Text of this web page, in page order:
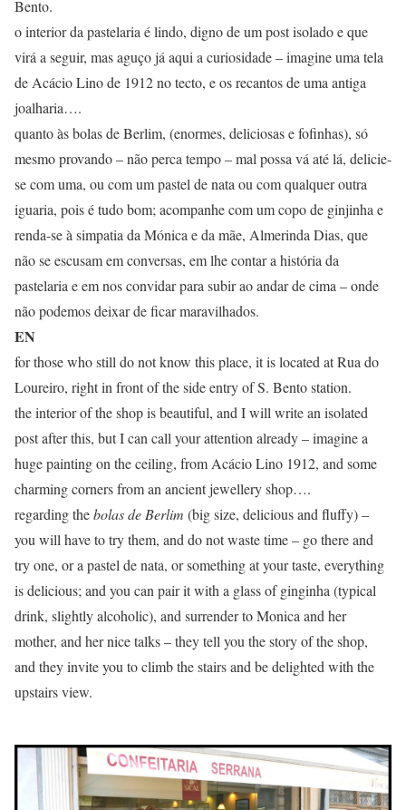
Bento.
o interior da pastelaria é lindo, digno de um post isolado e que
virá a seguir, mas aguço já aqui a curiosidade – imagine uma tela
de Acácio Lino de 1912 no tecto, e os recantos de uma antiga
joalharia….
quanto às bolas de Berlim, (enormes, deliciosas e fofinhas), só
mesmo provando – não perca tempo – mal possa vá até lá, delicie-
se com uma, ou com um pastel de nata ou com qualquer outra
iguaria, pois é tudo bom; acompanhe com um copo de ginjinha e
renda-se à simpatia da Mónica e da mãe, Almerinda Dias, que
não se escusam em conversas, em lhe contar a história da
pastelaria e em nos convidar para subir ao andar de cima – onde
não podemos deixar de ficar maravilhados.
EN
for those who still do not know this place, it is located at Rua do
Loureiro, right in front of the side entry of S. Bento station.
the interior of the shop is beautiful, and I will write an isolated
post after this, but I can call your attention already – imagine a
huge painting on the ceiling, from Acácio Lino 1912, and some
charming corners from an ancient jewellery shop….
regarding thebolas de Berlim (big size, delicious and fluffy) –
you will have to try them, and do not waste time – go there and
try one, or a pastel de nata, or something at your taste, everything
is delicious; and you can pair it with a glass of ginginha (typical
drink, slightly alcoholic), and surrender to Monica and her
mother, and her nice talks – they tell you the story of the shop,
and they invite you to climb the stairs and be delighted with the
upstairs view.